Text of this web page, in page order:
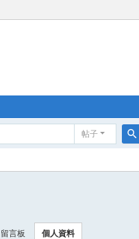
帖子
索
留言板 個人資料